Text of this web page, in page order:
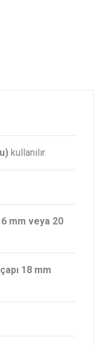
kullanılır.
mm veya 20
18 mm